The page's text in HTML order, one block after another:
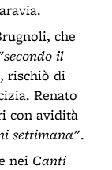
che
il
, rischiò di
Renato
con avidità
settimana".
nei Canti